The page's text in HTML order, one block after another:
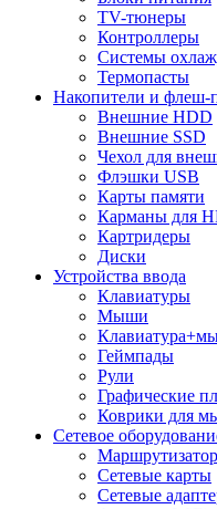
TV-тюнеры
Контроллеры
Системы
Термопасты
Накопители и флеш-
Внешние HDD
Внешние SSD
Чехол для
Флэшки USB
Карты памяти
Карманы для
Картридеры
Диски
Устройства ввода
Клавиатуры
Мыши
Геймпады
Рули
Графические
Коврики для
Сетевое
Сетевые карты
Сетевые